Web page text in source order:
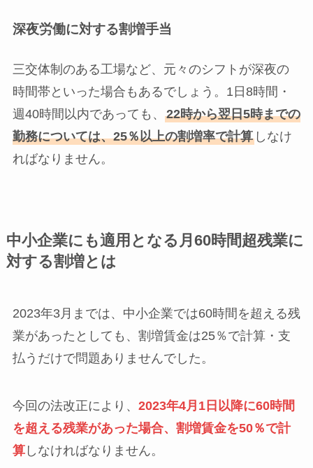
深夜労働に対する割増手当
三交体制のある工場など、元々のシフトが深夜の
時間帯といった場合もあるでしょう。1日8時間・
週40時間以内であっても、 22時から翌日5時までの
勤務については、25％以上の割増率で計算しなけ
ればなりません。
中小企業にも適用となる月60時間超残業に
対する割増とは
2023年3月までは、中小企業では60時間を超える残
業があったとしても、割増賃金は25％で計算・支
払うだけで問題ありませんでした。
今回の法改正により、 2023年4月1日以降に60時間
を超える残業があった場合、割増賃金を50％で計
算しなければなりません。